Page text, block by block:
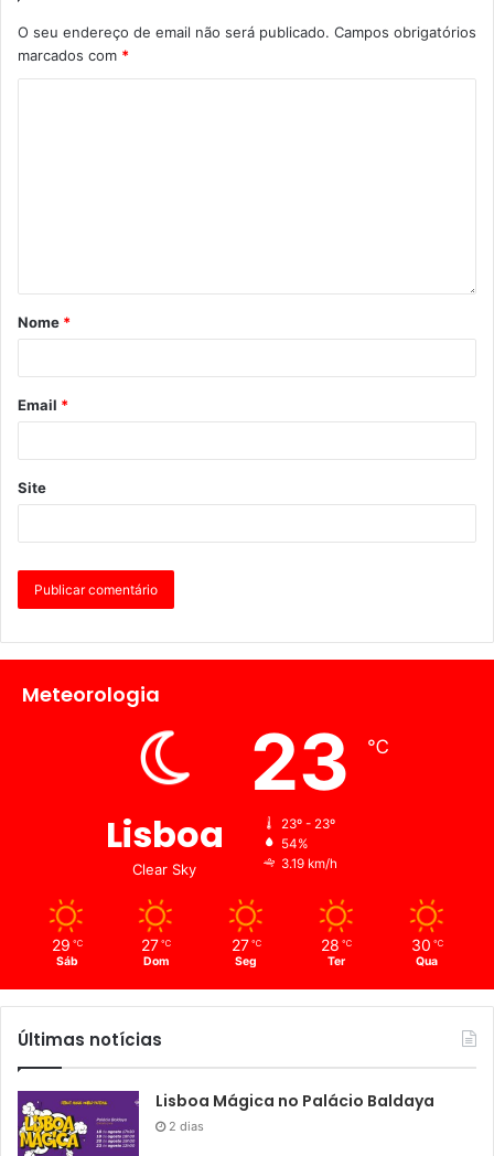
fevereiro, pelas 21h30, a comédia “Despedida de
O seu endereço de email não será publicado. Campos obrigatórios
marcados com *
Nome *
Email *
Site
Meteorologia
Lisboa
Clear Sky
23 ℃
23º - 23º
54%
3.19 km/h
29 ℃
Sáb
27 ℃
Dom
27 ℃
Seg
28 ℃
Ter
30 ℃
Qua
Últimas notícias
Lisboa Mágica no Palácio Baldaya
2 dias